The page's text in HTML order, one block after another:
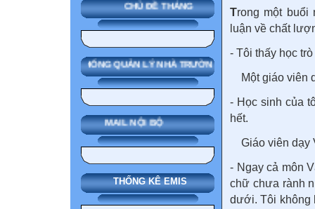
CHỦ ĐỀ THÁNG
SMAS HỆ THỐNG QUẢN LÝ NHÀ TRƯỜNG
MAIL NỘI BỘ
THỐNG KÊ EMIS
Trong một buổi
luận về chất
- Tôi thấy học
Một giáo viên
- Học sinh của
hết.
Giáo viên dạy
- Ngay cả môn
chữ chưa rành
dưới. Tôi không